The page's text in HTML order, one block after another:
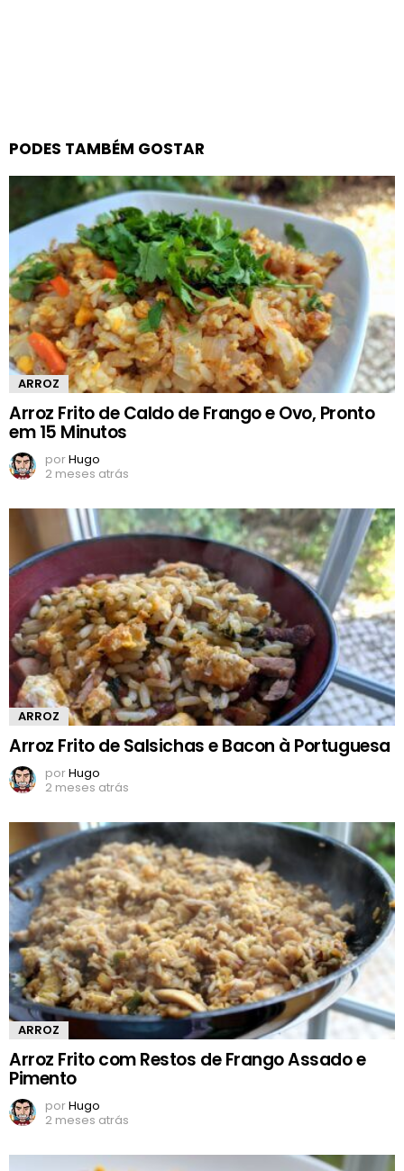
PODES TAMBÉM GOSTAR
ARROZ
Arroz Frito de Caldo de Frango e Ovo, Pronto
em 15 Minutos
porHugo
2 meses atrás
ARROZ
Arroz Frito de Salsichas e Bacon à Portuguesa
porHugo
2 meses atrás
ARROZ
Arroz Frito com Restos de Frango Assado e
Pimento
porHugo
2 meses atrás